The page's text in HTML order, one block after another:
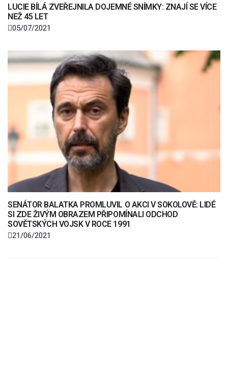
LUCIE BÍLÁ ZVEŘEJNILA DOJEMNÉ SNÍMKY: ZNAJÍ SE VÍCE
NEŽ 45 LET
05/07/2021
SENÁTOR BALATKA PROMLUVIL O AKCI V SOKOLOVĚ: LIDÉ
SI ZDE ŽIVÝM OBRAZEM PŘIPOMÍNALI ODCHOD
SOVĚTSKÝCH VOJSK V ROCE 1991
21/06/2021